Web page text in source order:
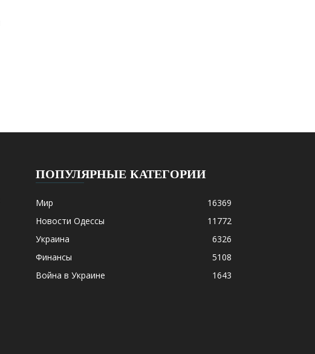
ПОПУЛЯРНЫЕ КАТЕГОРИИ
Мир
16369
Новости Одессы
11772
Украина
6326
Финансы
5108
Война в Украине
1643